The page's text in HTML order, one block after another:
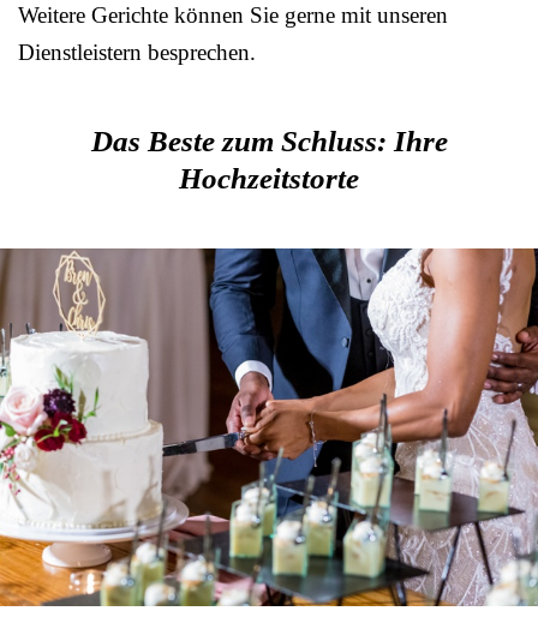
Weitere Gerichte können Sie gerne mit unseren
Dienstleistern besprechen.
Das Beste zum Schluss: Ihre
Hochzeitstorte